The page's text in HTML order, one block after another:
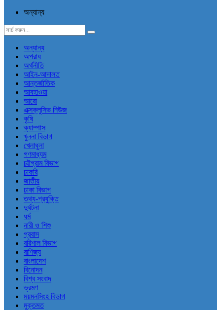
অন্যান্য
অন্যান্য
অপরাধ
অর্থনীতি
আইন-আদালত
আন্তর্জাতিক
আবহাওয়া
আরো
এক্সক্লুসিভ নিউজ
কৃষি
ক্যাম্পাস
খুলনা বিভাগ
খেলাধুলা
গণমাধ্যম
চট্টগ্রাম বিভাগ
চাকরি
জাতীয়
ঢাকা বিভাগ
তথ্য-প্রযুক্তি
দুর্ঘটনা
ধর্ম
নারী ও শিশু
প্রবাস
বরিশাল বিভাগ
বাণিজ্য
বাংলাদেশ
বিনোদন
বিশ্ব সংবাদ
ভ্রমণ
ময়মনসিংহ বিভাগ
মুক্তমত